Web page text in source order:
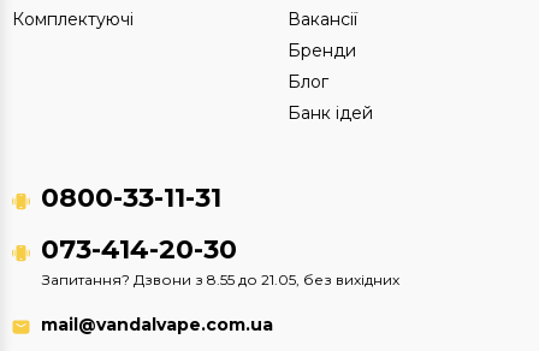
Комплектуючі
Вакансії
Бренди
Блог
Банк ідей
0800-33-11-31
073-414-20-30
Запитання? Дзвони з 8.55 до 21.05, без вихідних
mail@vandalvape.com.ua